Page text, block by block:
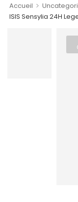
Accueil >
ISIS Sensylia 24H